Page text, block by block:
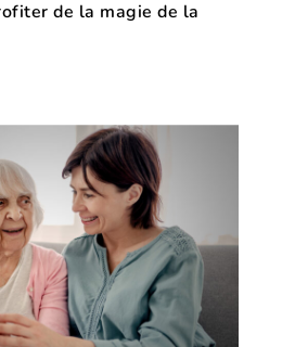
de la magie de la